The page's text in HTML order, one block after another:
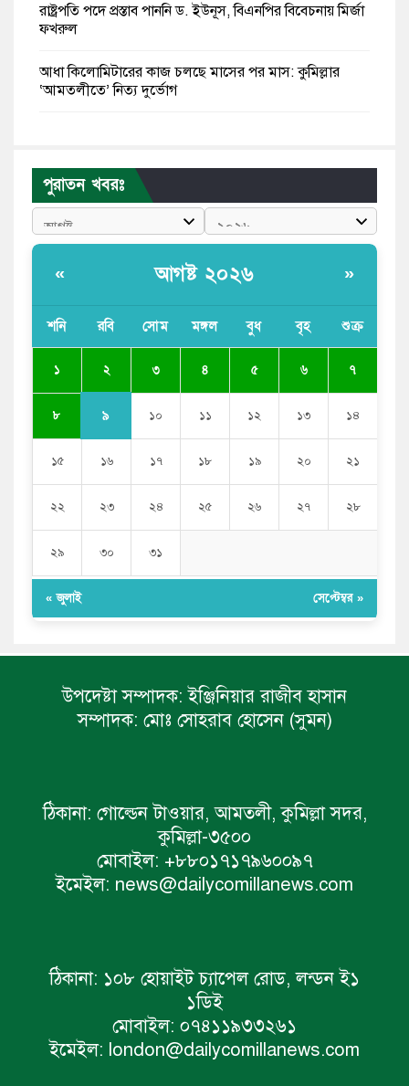
রাষ্ট্রপতি পদে প্রস্তাব পাননি ড. ইউনূস, বিএনপির বিবেচনায় মির্জা
ফখরুল
আধা কিলোমিটারের কাজ চলছে মাসের পর মাস: কুমিল্লার
‘আমতলীতে’ নিত্য দুর্ভোগ
পুলিশকে পিটিয়ে রক্তাক্ত করেছি এ দৃশ্য কি আপনারা দেখেননি:
এনসিপি নেতা
সরকার
সজীব ওয়াজেদ জয়
পুরাতন খবরঃ
« আগষ্ট ২০২৬ »
শনি রবি সোম মঙ্গল বুধ বৃহ শুক্র
১ ২ ৩ ৪ ৫ ৬ ৭
৮ ৯ ১০ ১১ ১২ ১৩ ১৪
১৫ ১৬ ১৭ ১৮ ১৯ ২০ ২১
২২ ২৩ ২৪ ২৫ ২৬ ২৭ ২৮
২৯ ৩০ ৩১
« জুলাই সেপ্টেম্বর »
উপদেষ্টা সম্পাদক: ইঞ্জিনিয়ার রাজীব হাসান
সম্পাদক: মোঃ সোহরাব হোসেন (সুমন)
ঠিকানা: গোল্ডেন টাওয়ার, আমতলী, কুমিল্লা সদর,
কুমিল্লা-৩৫০০
মোবাইল: +৮৮০১৭১৭৯৬০০৯৭
ইমেইল: news@dailycomillanews.com
ঠিকানা: ১০৮ হোয়াইট চ্যাপেল রোড, লন্ডন ই১
১ডিই
মোবাইল: ০৭৪১১৯৩৩২৬১
ইমেইল: london@dailycomillanews.com